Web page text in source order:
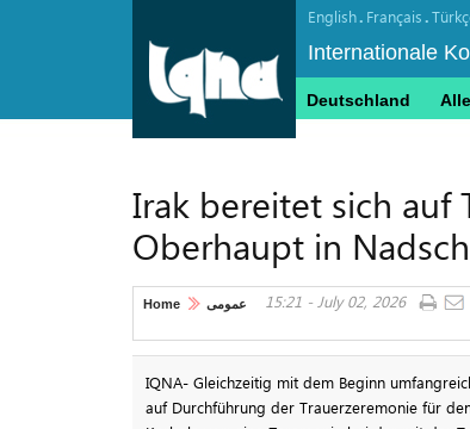
English. Français.
Internationale
Deutschland
Irak bereitet sich auf
Oberhaupt in
Home عمومی 15:21 - July 02, 2026
IQNA- Gleichzeitig mit dem Beginn
auf Durchführung der Trauerzeremonie für